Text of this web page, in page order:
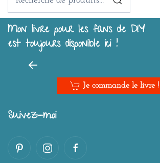
Mon livre pour les fans de DIY
est toujours disponible ici !
Je commande le livre !
Suivez-moi